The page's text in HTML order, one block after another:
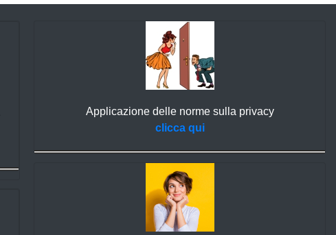
Applicazione delle norme sulla privacy
clicca qui